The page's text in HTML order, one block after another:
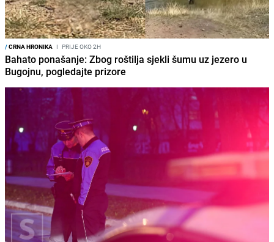
/CRNA HRONIKA I PRIJE OKO 2H
Bahato ponašanje: Zbog roštilja sjekli šumu uz jezero u
Bugojnu, pogledajte prizore